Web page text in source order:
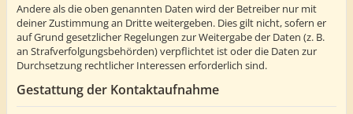
Andere als die oben genannten Daten wird der Betreiber nur mit
deiner Zustimmung an Dritte weitergeben. Dies gilt nicht, sofern er
auf Grund gesetzlicher Regelungen zur Weitergabe der Daten (z. B.
an Strafverfolgungsbehörden) verpflichtet ist oder die Daten zur
Durchsetzung rechtlicher Interessen erforderlich sind.
Gestattung der Kontaktaufnahme